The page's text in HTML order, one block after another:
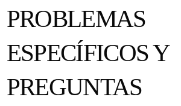
PROBLEMAS
ESPECÍFICOS Y
PREGUNTAS